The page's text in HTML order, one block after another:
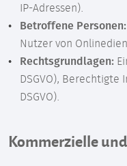
IP-Adressen).
Betroffene Personen:
Nutzer von
Rechtsgrundlagen:
DSGVO), Berechtigte
DSGVO).
Kommerzielle